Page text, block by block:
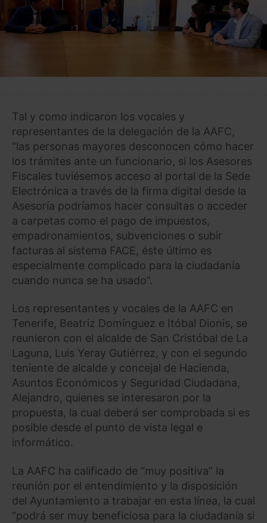
Tal y como indicaron los vocales y
representantes de la delegación de la AAFC,
“las personas mayores desconocen cómo hacer
los trámites ante un funcionario, si los Asesores
Fiscales tuviésemos acceso al portal de la Sede
Electrónica a través de la firma digital desde la
Asesoría podríamos hacer consultas o acceder
a carpetas como el pago de impuestos,
empadronamientos, subvenciones o subir
facturas al sistema FACE, éste último es
especialmente complicado para la ciudadanía
cuando nunca se ha usado”.
Los representantes y vocales de la AAFC en
Tenerife, Beatriz Domínguez e Itóbal Dionis, se
reunieron con el alcalde de San Cristóbal de La
Laguna, Luis Yeray Gutiérrez, y con el segundo
teniente de alcalde y concejal de Hacienda,
Asuntos Económicos y Seguridad Ciudadana,
Alejandro, quienes se interesaron por la
propuesta, la cual deberá ser comprobada si es
posible desde el punto de vista legal e
informático.
La AAFC ha calificado de “muy positiva” la
reunión por el entendimiento y la disposición
del Ayuntamiento a trabajar en esta línea, la cual
“podrá ser muy beneficiosa para la ciudadanía si